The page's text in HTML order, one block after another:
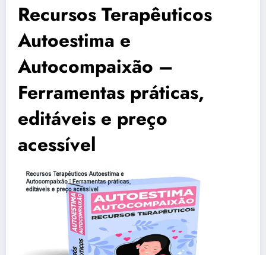
Recursos Terapêuticos
Autoestima e
Autocompaixão –
Ferramentas práticas,
editáveis e preço
acessível